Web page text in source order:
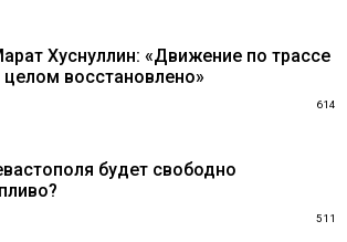
Хуснуллин: «Движение по трассе
восстановлено»
614
будет свободно
511